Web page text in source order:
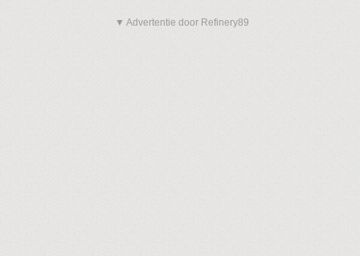
▼ Advertentie door Refinery89